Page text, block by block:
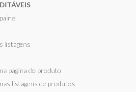
listagens
página do produto
listagens de produtos